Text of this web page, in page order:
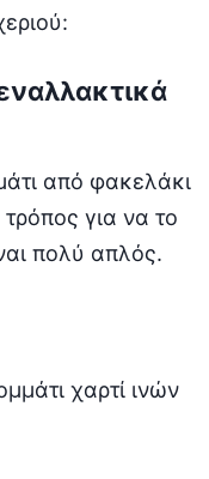
από φακελάκι
για να το
πολύ απλός.
χαρτί ινών